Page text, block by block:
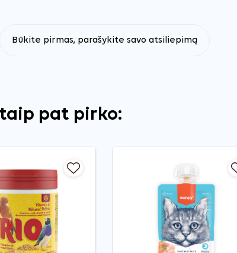
Būkite pirmas, parašykite savo atsiliepimą
pat pirko: